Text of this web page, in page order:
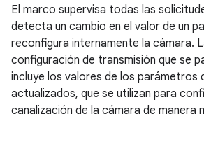
El marco supervisa todas las
detecta un cambio en el valor de un
reconfigura internamente la cámara.
configuración de transmisión que se
incluye los valores de los parámetros
actualizados, que se utilizan para
canalización de la cámara de manera